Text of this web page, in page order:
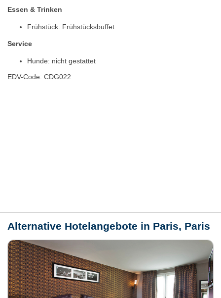
Essen & Trinken
Frühstück: Frühstücksbuffet
Service
Hunde: nicht gestattet
EDV-Code: CDG022
Alternative Hotelangebote in Paris, Paris